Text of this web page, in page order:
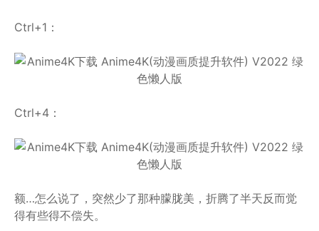
Ctrl+1：
Ctrl+4：
额…怎么说了，突然少了那种朦胧美，折腾了半天反而觉
得有些得不偿失。